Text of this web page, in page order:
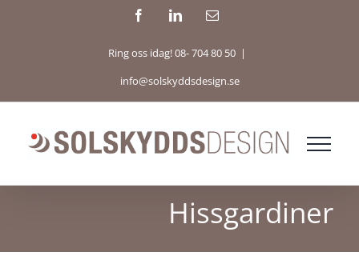
FacebookLinkedInE-
Ring oss idag! 08- 704 80 50 |
info@solskyddsdesign.se
Hissgardiner